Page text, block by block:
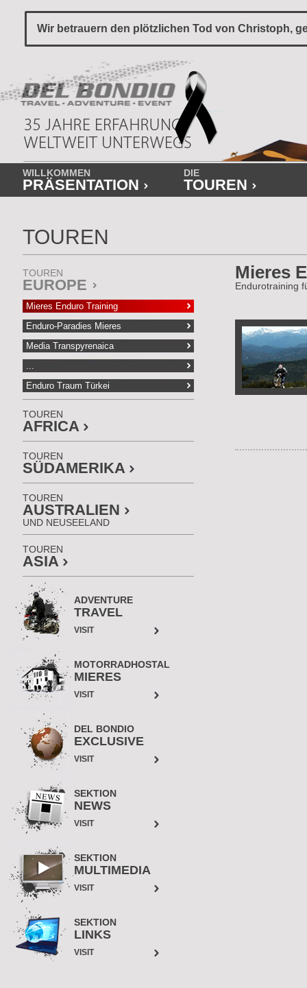
Wir betrauern den plötzlichen Tod von Christoph,
WILLKOMMEN
PRÄSENTATION
DIE
TOUREN
TOUREN
TOUREN
EUROPE
Mieres Enduro Training
Enduro-Paradies Mieres
Media Transpyrenaica
...
Enduro Traum Türkei
TOUREN
AFRICA
TOUREN
SÜDAMERIKA
TOUREN
AUSTRALIEN
UND NEUSEELAND
TOUREN
ASIA
ADVENTURE
TRAVEL
VISIT
MOTORRADHOSTAL
MIERES
VISIT
DEL BONDIO
EXCLUSIVE
VISIT
SEKTION
NEWS
VISIT
SEKTION
MULTIMEDIA
VISIT
SEKTION
LINKS
VISIT
Mieres
Endurotraining